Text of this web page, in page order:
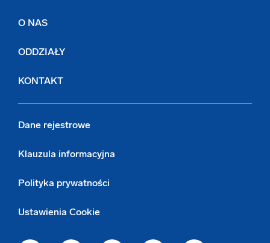
O NAS
ODDZIAŁY
KONTAKT
Dane rejestrowe
Klauzula informacyjna
Polityka prywatności
Ustawienia Cookie